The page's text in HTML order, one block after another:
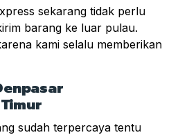
sekarang tidak perlu
barang ke luar pulau.
kami selalu memberikan
sudah terpercaya tentu